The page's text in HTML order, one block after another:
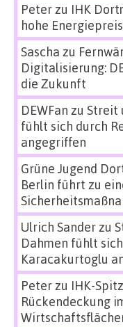
Peterzu IHK
hohe
Sascha zu
Digitalisierung:
die Zukunft
DEWFan zu Streit
fühlt sich durch
angegriffen
Grüne Jugend
Berlin führt zu
Ulrich Sanderzu
Dahmen fühlt
Karacakurtoglu
Peterzu IHK-
Rückendeckung